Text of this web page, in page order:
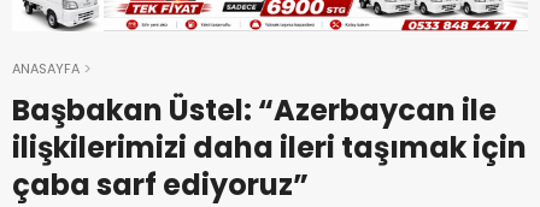
ANASAYFA
Başbakan Üstel: “Azerbaycan ile
ilişkilerimizi daha ileri taşımak için
çaba sarf ediyoruz”